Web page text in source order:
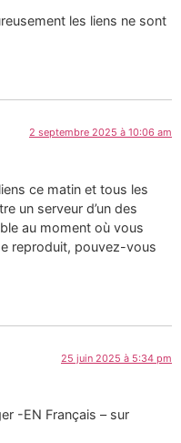
les liens ne sont
2 septembre 2025 à 10:06 am
ce matin et tous les
un serveur d’un des
au moment où vous
reproduit, pouvez-vous
25 juin 2025 à 5:34 pm
-EN Français – sur